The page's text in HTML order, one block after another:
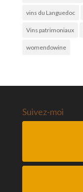
vins du Languedoc
Vins patrimoniaux
womendowine
Suivez-moi